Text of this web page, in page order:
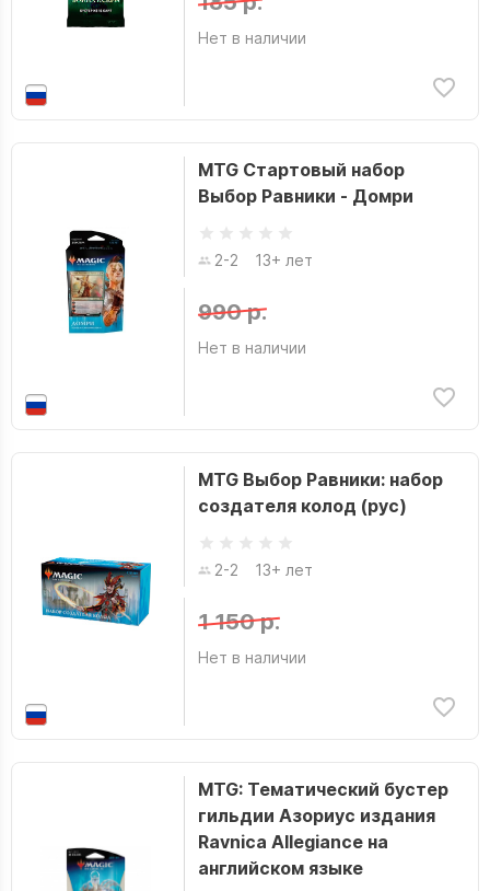
Нет в наличии
MTG Стартовый набор
Выбор Равники - Домри
2-2 13+ лет
990 р.
Нет в наличии
MTG Выбор Равники: набор
создателя колод (рус)
2-2 13+ лет
1 150 р.
Нет в наличии
MTG: Тематический бустер
гильдии Азориус издания
Ravnica Allegiance на
английском языке